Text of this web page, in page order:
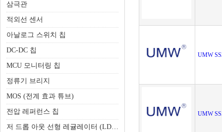
삼극관
적외선 센서
아날로그 스위치 칩
DC-DC 칩
MCU 모니터링 칩
정류기 브리지
MOS (전계 효과 튜브)
전압 레퍼런스 칩
저 드롭 아웃 선형 레귤레이터 (LDO)
UMW
UMW